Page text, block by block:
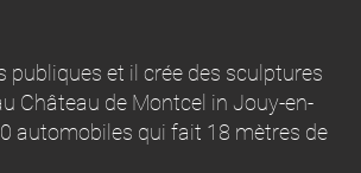
publiques et il crée des sculptures
Château de Montcel in Jouy-en-
automobiles qui fait 18 mètres de